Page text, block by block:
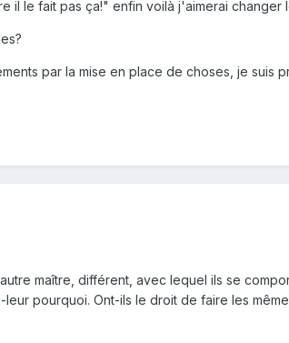
il le fait pas ça!" enfin voilà j'aimerai changer
par la mise en place de choses, je suis
maître, différent, avec lequel ils se
pourquoi. Ont-ils le droit de faire les